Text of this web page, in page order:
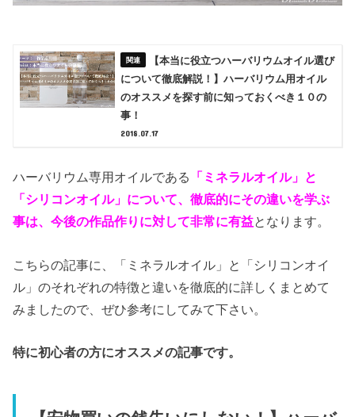
【本当に役立つハーバリウムオイル選び
について徹底解説！】ハーバリウム用オイル
のオススメを探す前に知っておくべき１０の
事！
2018.07.17
ハーバリウム専用オイルである
「ミネラルオイル」と
「シリコンオイル」について、徹底的にその違いを学ぶ
事は、今後の作品作りに対して非常に有益となります。
こちらの記事に、「ミネラルオイル」と「シリコンオイ
ル」のそれぞれの特徴と違いを徹底的に詳しくまとめて
みましたので、ぜひ参考にしてみて下さい。
特に初心者の方にオススメの記事です。